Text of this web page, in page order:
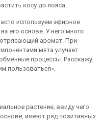
косу до пояса.
используем эфирное
его основе. У него много
аромат. При
мята улучает
процессы. Расскажу,
пользоваться».
растение, ввиду чего
имеют ряд позитивных